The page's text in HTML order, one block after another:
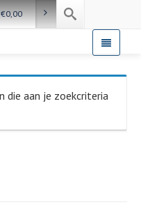
€0,00
die aan je zoekcriteria